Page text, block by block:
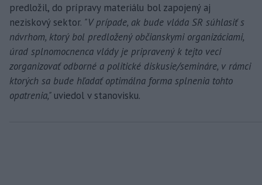
predložil, do prípravy materiálu bol zapojený aj
neziskový sektor. "V prípade, ak bude vláda SR súhlasiť s
návrhom, ktorý bol predložený občianskymi organizáciami,
úrad splnomocnenca vlády je pripravený k tejto veci
zorganizovať odborné a politické diskusie/semináre, v rámci
ktorých sa bude hľadať optimálna forma splnenia tohto
opatrenia," uviedol v stanovisku.